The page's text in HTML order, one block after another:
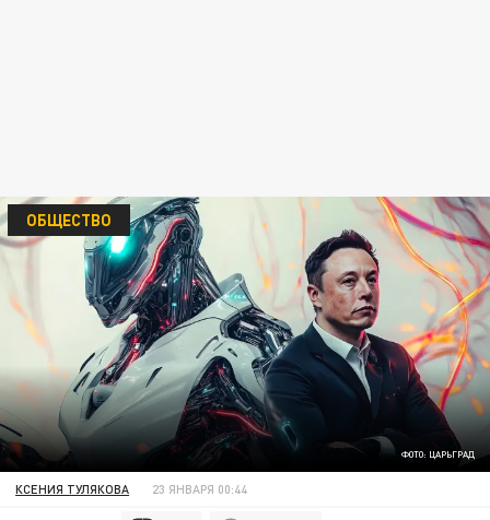
ФОТО: ЦАРЬГРАД
ОБЩЕСТВО
КСЕНИЯ ТУЛЯКОВА 23 ЯНВАРЯ 00:44